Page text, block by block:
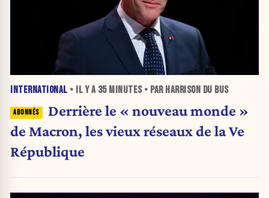
INTERNATIONAL • IL Y A 35 MINUTES• PAR HARRISON DU BUS
Derrière le « nouveau monde »
de Macron, les vieux réseaux de la Ve
République